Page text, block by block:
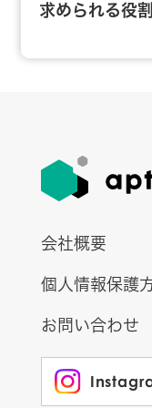
求められる役
会社概要
個人情報保護
お問い合わせ